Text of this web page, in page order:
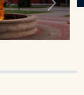
Next